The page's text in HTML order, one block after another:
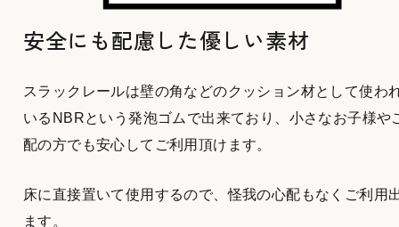
安全にも配慮した優しい素材
スラックレールは壁の角などのクッション材として使わ
いるNBRという発泡ゴムで出来ており、小さなお子様や
配の方でも安心してご利用頂けます。
床に直接置いて使用するので、怪我の心配もなくご利用
ます。